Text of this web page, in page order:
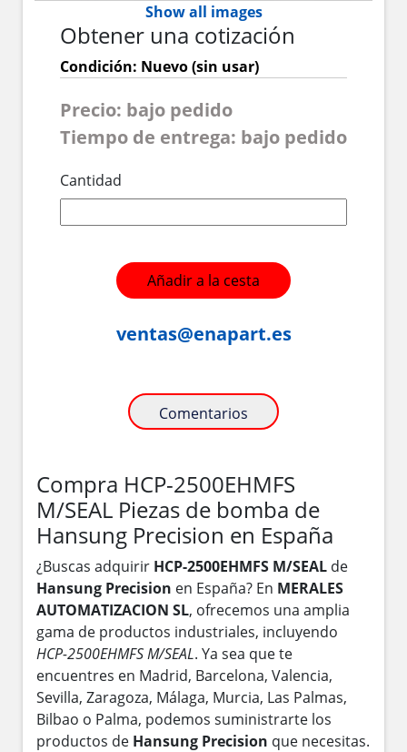
Show all images
Obtener una cotización
Condición: Nuevo (sin usar)
Precio: bajo pedido
Tiempo de entrega: bajo pedido
Cantidad
Añadir a la cesta
ventas@enapart.es
Comentarios
Compra HCP-2500EHMFS
M/SEAL Piezas de bomba de
Hansung Precision en España
¿Buscas adquirir HCP-2500EHMFS M/SEAL de
Hansung Precision en España? En MERALES
AUTOMATIZACION SL, ofrecemos una amplia
gama de productos industriales, incluyendo
HCP-2500EHMFS M/SEAL. Ya sea que te
encuentres en Madrid, Barcelona, Valencia,
Sevilla, Zaragoza, Málaga, Murcia, Las Palmas,
Bilbao o Palma, podemos suministrarte los
productos de Hansung Precision que necesitas.